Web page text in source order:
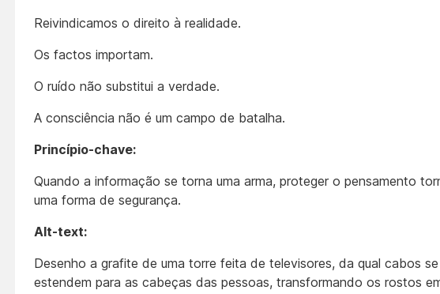
Reivindicamos o direito à realidade.
Os factos importam.
O ruído não substitui a verdade.
A consciência não é um campo de batalha.
Princípio-chave:
Quando a informação se torna uma arma, proteger o pensamento
uma forma de segurança.
Alt-text:
Desenho a grafite de uma torre feita de televisores, da qual cabos se
estendem para as cabeças das pessoas, transformando os rostos